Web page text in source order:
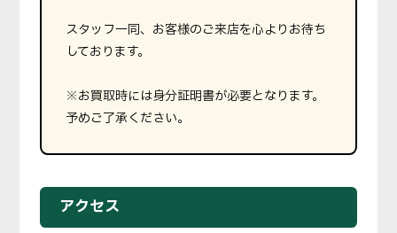
スタッフ一同、お客様のご来店を心よりお待ち
しております。
※お買取時には身分証明書が必要となります。
予めご了承ください。
アクセス